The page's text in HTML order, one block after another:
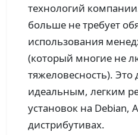
технологий
больше не требует
использования
(который многие не
тяжеловесность). Это
идеальным, легким
установок на Debian,
дистрибутивах.